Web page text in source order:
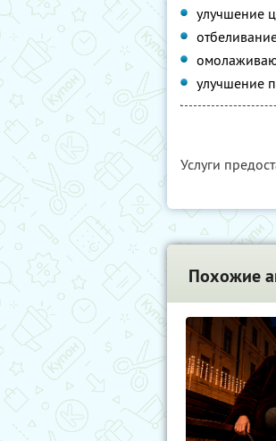
улучшение
улучшение
Услуги
Похожие